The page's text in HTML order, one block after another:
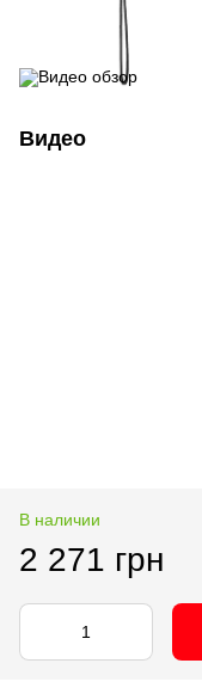
Видео
В наличии
2 271 грн